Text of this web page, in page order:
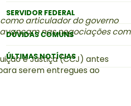
articulador do governo
nas negociações com
e Justiça (CCJ) antes
serem entregues ao
SERVIDOR FEDERAL
DÚVIDAS COMUNS
ÚLTIMAS NOTÍCIAS